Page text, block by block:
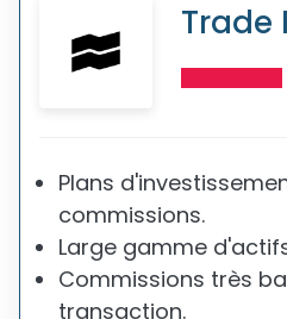
Trade
Plans
commissions.
Large gamme
Commissions très
transaction.